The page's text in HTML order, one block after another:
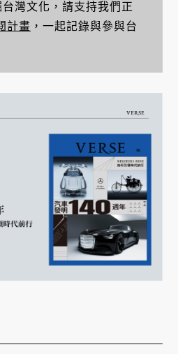
灣文化，請支持我們正
計畫 ，一起記錄與參與台